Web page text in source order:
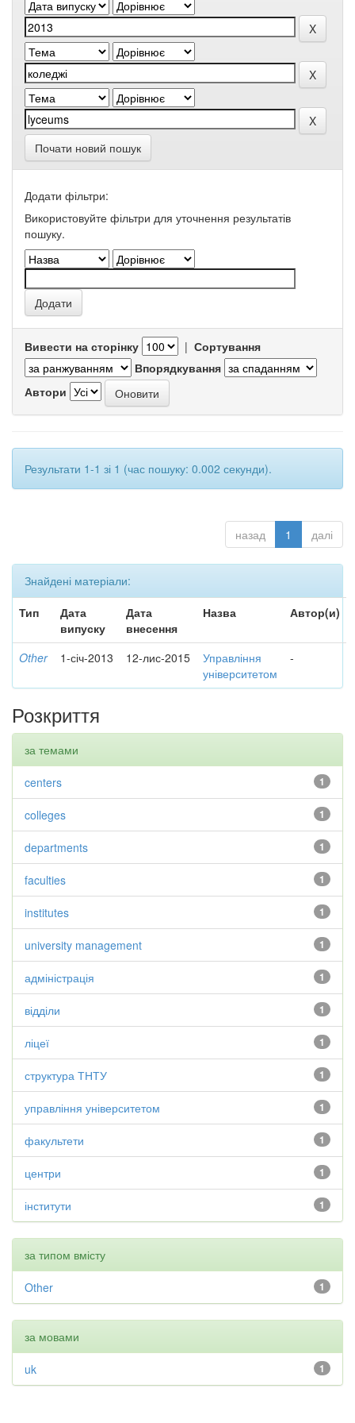
Почати новий пошук
Додати фільтри:
Використовуйте фільтри для уточнення результатів
пошуку.
Вивести на сторінку | Сортування
Впорядкування
Автори
Результати 1-1 зі 1 (час пошуку: 0.002 секунди).
назад 1 далі
Знайдені матеріали:
Тип
Дата
випуску
Дата
внесення
Назва Автор(и)
Other 1-січ-2013 12-лис-2015
Управління
університетом
-
Розкриття
за темами
1
centers
1
colleges
1
departments
1
faculties
1
institutes
1
university management
1
адміністрація
1
відділи
1
ліцеї
1
структура ТНТУ
1
управління університетом
1
факультети
1
центри
1
інститути
за типом вмісту
1
Other
за мовами
1
uk